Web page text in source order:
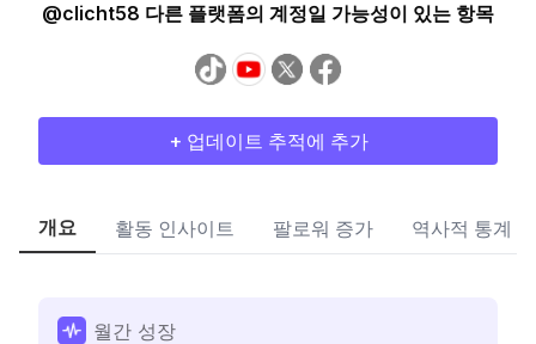
@clicht58 다른 플랫폼의 계정일 가능성이 있는 항목
+ 업데이트 추적에 추가
개요 활동 인사이트 팔로워 증가 역사적 통계
월간 성장